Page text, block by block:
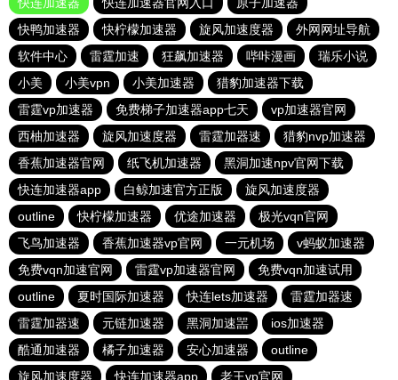
快连加速器
快连加速器官网入口
原子加速器
快鸭加速器
快柠檬加速器 旋风加速度器
外网网址导航
软件中心
雷霆加速 狂飙加速器 哔咔漫画
瑞乐小说
小美
小美vpn 小美加速器
猎豹加速器下载
雷霆vp加速器
免费梯子加速器app七天
vp加速器官网
西柚加速器
旋风加速度器 雷霆加器速
猎豹nvp加速器
香蕉加速器官网
纸飞机加速器
黑洞加速npv官网下载
快连加速器app
白鲸加速官方正版
旋风加速度器
outline
快柠檬加速器 优途加速器
极光vqn官网
飞鸟加速器
香蕉加速器vp官网 一元机场
v蚂蚁加速器
免费vqn加速官网
雷霆vp加速器官网
免费vqn加速试用
outline
夏时国际加速器 快连lets加速器
雷霆加器速
雷霆加器速
元链加速器 黑洞加速噐
ios加速器
酷通加速器
橘子加速器 安心加速器
outline
旋风加速度器
快连加速器app 老王vp官网